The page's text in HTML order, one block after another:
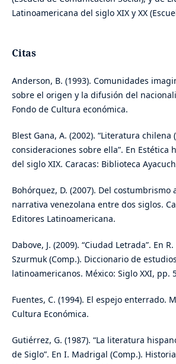
Latinoamericana del siglo XIX y XX
Citas
Anderson, B. (1993). Comunidades
sobre el origen y la difusión del
Fondo de Cultura económica.
Blest Gana, A. (2002). “Literatura chilena
consideraciones sobre ella”. En Estética
del siglo XIX. Caracas: Biblioteca
Bohórquez, D. (2007). Del costumbrismo
narrativa venezolana entre dos siglos.
Editores Latinoamericana.
Dabove, J. (2009). “Ciudad Letrada”. En
Szurmuk (Comp.). Diccionario de
latinoamericanos. México: Siglo XXI, pp.
Fuentes, C. (1994). El espejo enterrado.
Cultura Económica.
Gutiérrez, G. (1987). “La literatura
de Siglo”. En I. Madrigal (Comp.).